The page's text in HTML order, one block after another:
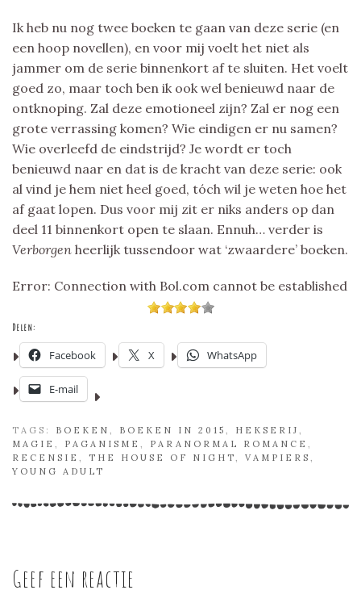
Ik heb nu nog twee boeken te gaan van deze serie (en
een hoop novellen), en voor mij voelt het niet als
jammer om de serie binnenkort af te sluiten. Het voelt
goed zo, maar toch ben ik ook wel benieuwd naar de
ontknoping. Zal deze emotioneel zijn? Zal er nog een
grote verrassing komen? Wie eindigen er nu samen?
Wie overleefd de eindstrijd? Je wordt er toch
benieuwd naar en dat is de kracht van deze serie: ook
al vind je hem niet heel goed, tóch wil je weten hoe het
af gaat lopen. Dus voor mij zit er niks anders op dan
deel 11 binnenkort open te slaan. Ennuh… verder is
Verborgen heerlijk tussendoor wat ‘zwaardere’ boeken.
Error: Connection with Bol.com cannot be established
Delen:
Facebook X WhatsApp
E-mail
TAGS: BOEKEN BOEKEN IN 2015 HEKSERIJ
MAGIE
PAGANISME PARANORMAL ROMANCE
RECENSIE
THE HOUSE OF NIGHT VAMPIERS
YOUNG ADULT
Geef een reactie